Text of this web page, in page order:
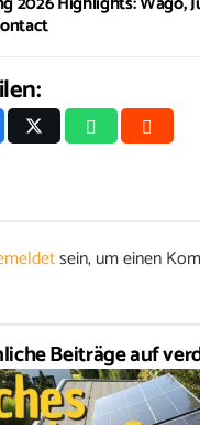
sein, um einen
Beiträge auf